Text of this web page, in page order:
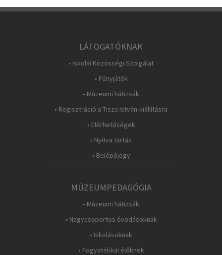
LÁTOGATÓKNAK
• Iskolai Közösségi Szolgálat
• Fényjáték
• Múzeumi hátizsák
• Regisztráció a Tisza István-kiállításra
• Elérhetőségek
• Nyitva tartás
• Belépőjegy
MÚZEUMPEDAGÓGIA
• Múzeumi hátizsák
• Nagycsoportos óvodásoknak
• Iskolásoknak
• Fogyatékkal élőknek